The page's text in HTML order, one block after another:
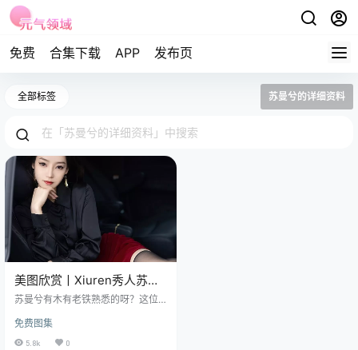
免费 合集下载 APP 发布页
全部标签 苏曼兮的详细资料
美图欣赏丨Xiuren秀人苏曼
兮 NO.7867[83+1P／
苏曼兮有木有老铁熟悉的呀？这位
白腿和x感的身材，在秀人网上一亮
相就把大家的目光牢牢锁住啦！她 1
免费图集
5.8k 0